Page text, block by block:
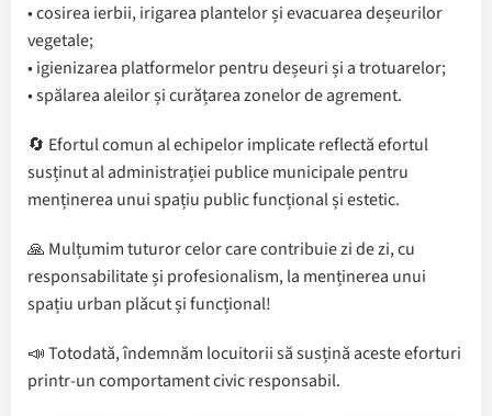
• cosirea ierbii, irigarea plantelor și evacuarea deșeurilor
vegetale;
• igienizarea platformelor pentru deșeuri și a trotuarelor;
• spălarea aleilor și curățarea zonelor de agrement.
🔄 Efortul comun al echipelor implicate reflectă efortul
susținut al administrației publice municipale pentru
menținerea unui spațiu public funcțional și estetic.
🙏 Mulțumim tuturor celor care contribuie zi de zi, cu
responsabilitate și profesionalism, la menținerea unui
spațiu urban plăcut și funcțional!
📣 Totodată, îndemnăm locuitorii să susțină aceste eforturi
printr-un comportament civic responsabil.